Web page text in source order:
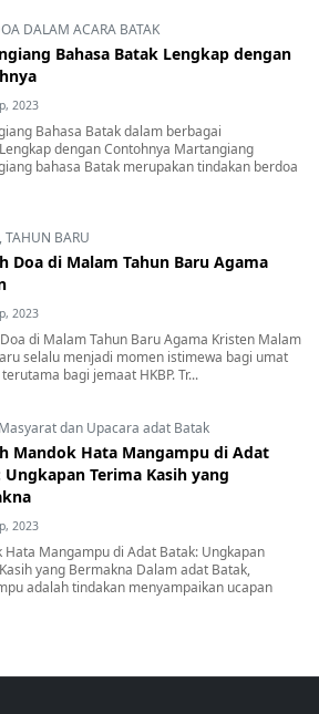
DALAM ACARA BATAK
Bahasa Batak Lengkap dengan
2023
Bahasa Batak dalam berbagai
dengan Contohnya Martangiang
bahasa Batak merupakan tindakan berdoa
,TAHUN BARU
Doa di Malam Tahun Baru Agama
2023
di Malam Tahun Baru Agama Kristen Malam
selalu menjadi momen istimewa bagi umat
bagi jemaat HKBP. Tr...
Masyarat dan Upacara adat Batak
Mandok Hata Mangampu di Adat
Ungkapan Terima Kasih yang
2023
Hata Mangampu di Adat Batak: Ungkapan
yang Bermakna Dalam adat Batak,
adalah tindakan menyampaikan ucapan